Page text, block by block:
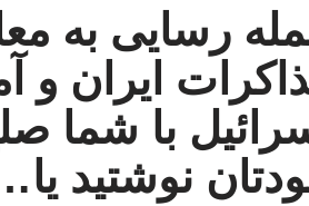
رسایی به
ایران و
با شما
نوشتید